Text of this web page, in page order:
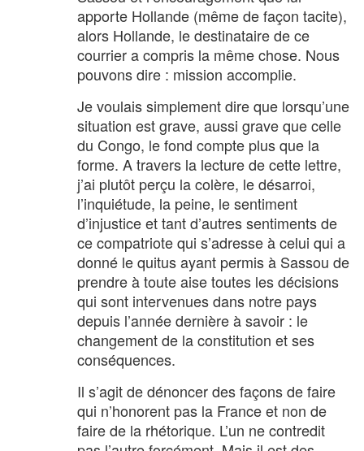
apporte Hollande (même de façon tacite),
alors Hollande, le destinataire de ce
courrier a compris la même chose. Nous
pouvons dire : mission accomplie.
Je voulais simplement dire que lorsqu’une
situation est grave, aussi grave que celle
du Congo, le fond compte plus que la
forme. A travers la lecture de cette lettre,
j’ai plutôt perçu la colère, le désarroi,
l’inquiétude, la peine, le sentiment
d’injustice et tant d’autres sentiments de
ce compatriote qui s’adresse à celui qui a
donné le quitus ayant permis à Sassou de
prendre à toute aise toutes les décisions
qui sont intervenues dans notre pays
depuis l’année dernière à savoir : le
changement de la constitution et ses
conséquences.
Il s’agit de dénoncer des façons de faire
qui n’honorent pas la France et non de
faire de la rhétorique. L’un ne contredit